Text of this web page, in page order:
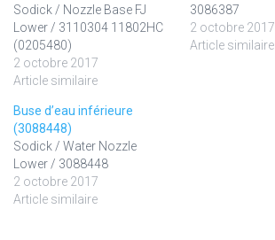
Sodick / Nozzle Base FJ
Lower / 3110304 11802HC
(0205480)
2 octobre 2017
Article similaire
3086387
2 octobre 2017
Article similaire
Buse d’eau inférieure
(3088448)
Sodick / Water Nozzle
Lower / 3088448
2 octobre 2017
Article similaire